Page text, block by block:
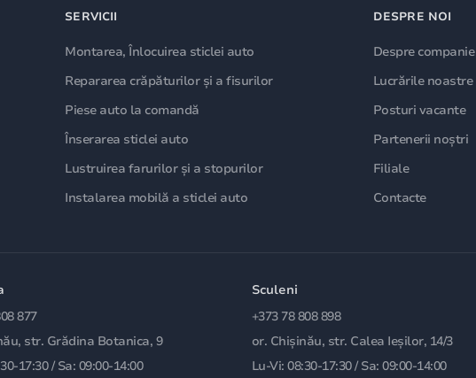
SERVICII
Montarea, Înlocuirea sticlei auto
Repararea crăpăturilor și a fisurilor
Piese auto la comandă
Înserarea sticlei auto
Lustruirea farurilor și a stopurilor
Instalarea mobilă a sticlei auto
DESPRE NOI
Despre companie
Lucrările noastre
Posturi vacante
Partenerii noștri
Filiale
Contacte
877
str. Grădina Botanica, 9
17:30 / Sa: 09:00-14:00
Sculeni
+373 78 808 898
or. Chișinău, str. Calea Ieșilor, 14/3
Lu-Vi: 08:30-17:30 / Sa: 09:00-14:00